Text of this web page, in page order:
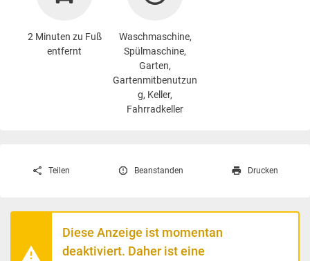
2 Minuten zu Fuß
entfernt
Waschmaschine,
Spülmaschine,
Garten,
Gartenmitbenutzun
g, Keller,
Fahrradkeller
Teilen Beanstanden Drucken
Diese Anzeige ist momentan
deaktiviert. Daher ist eine